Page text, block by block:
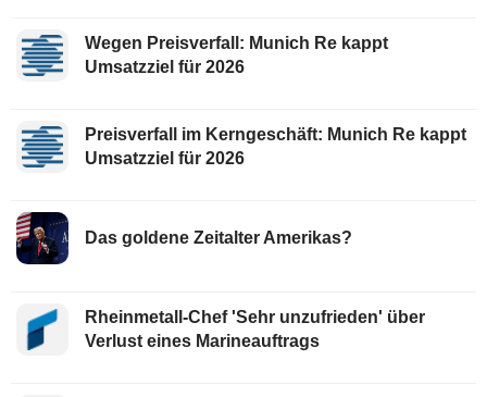
Wegen Preisverfall: Munich Re kappt
Umsatzziel für 2026
Preisverfall im Kerngeschäft: Munich Re kappt
Umsatzziel für 2026
Das goldene Zeitalter Amerikas?
Rheinmetall-Chef 'Sehr unzufrieden' über
Verlust eines Marineauftrags